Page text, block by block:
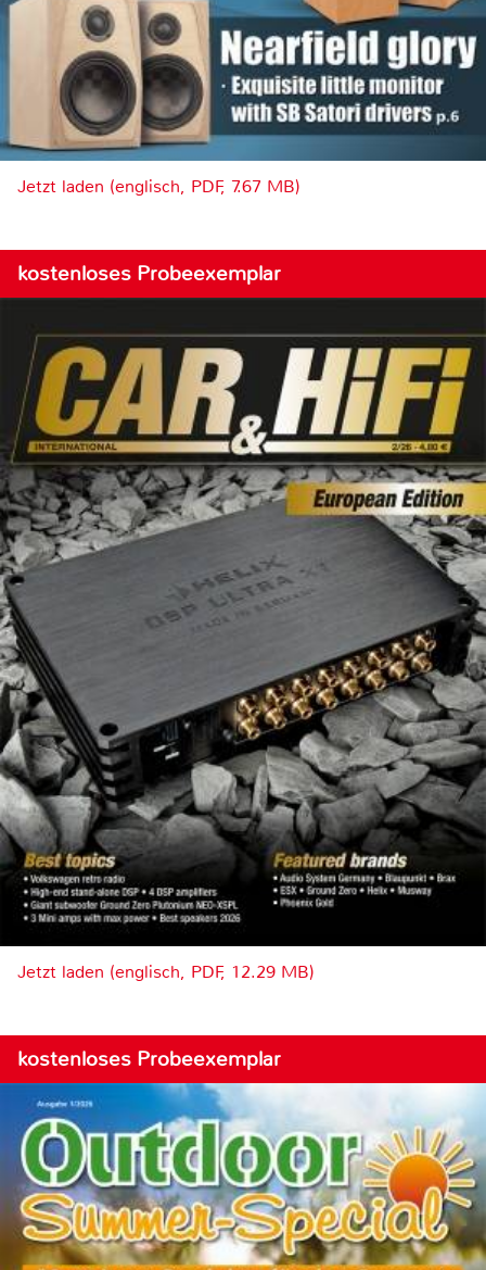
Jetzt laden (englisch, PDF, 7.67 MB)
kostenloses Probeexemplar
Jetzt laden (englisch, PDF, 12.29 MB)
kostenloses Probeexemplar